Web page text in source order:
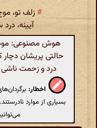
# زلف تو،
آیینه،
هوش مصنوعی:
حالتی پریشان
درد و زحمت
اخطار:
بسیاری از موارد